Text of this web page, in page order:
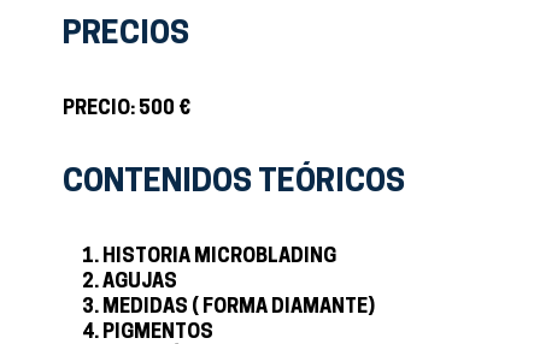
PRECIOS
PRECIO: 500 €
CONTENIDOS TEÓRICOS
HISTORIA MICROBLADING
AGUJAS
MEDIDAS ( FORMA DIAMANTE)
PIGMENTOS